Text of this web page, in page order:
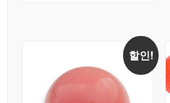
할인!